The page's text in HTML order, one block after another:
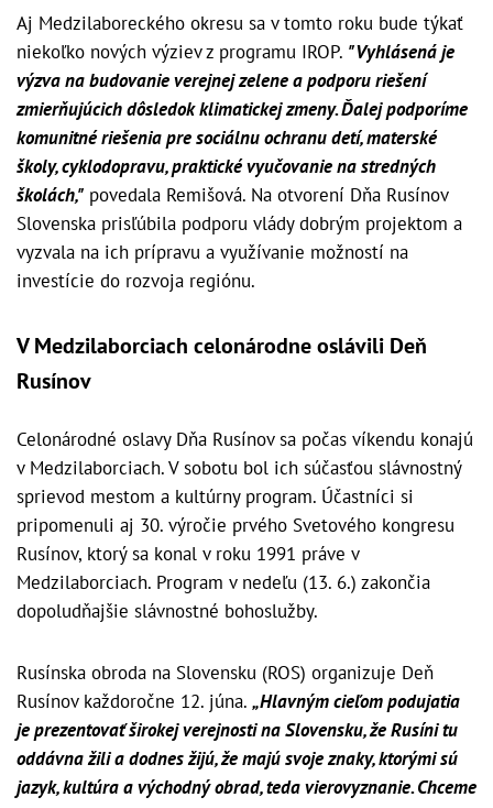
Aj Medzilaboreckého okresu sa v tomto roku bude týkať
niekoľko nových výziev z programu IROP. "Vyhlásená je
výzva na budovanie verejnej zelene a podporu riešení
zmierňujúcich dôsledok klimatickej zmeny. Ďalej podporíme
komunitné riešenia pre sociálnu ochranu detí, materské
školy, cyklodopravu, praktické vyučovanie na stredných
školách," povedala Remišová. Na otvorení Dňa Rusínov
Slovenska prisľúbila podporu vlády dobrým projektom a
vyzvala na ich prípravu a využívanie možností na
investície do rozvoja regiónu.
V Medzilaborciach celonárodne oslávili Deň
Rusínov
Celonárodné oslavy Dňa Rusínov sa počas víkendu konajú
v Medzilaborciach. V sobotu bol ich súčasťou slávnostný
sprievod mestom a kultúrny program. Účastníci si
pripomenuli aj 30. výročie prvého Svetového kongresu
Rusínov, ktorý sa konal v roku 1991 práve v
Medzilaborciach. Program v nedeľu (13. 6.) zakončia
dopoludňajšie slávnostné bohoslužby.
Rusínska obroda na Slovensku (ROS) organizuje Deň
Rusínov každoročne 12. júna. „Hlavným cieľom podujatia
je prezentovať širokej verejnosti na Slovensku, že Rusíni tu
oddávna žili a dodnes žijú, že majú svoje znaky, ktorými sú
jazyk, kultúra a východný obrad, teda vierovyznanie. Chceme